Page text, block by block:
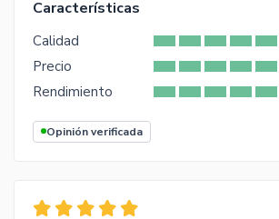
Características
Calidad
Precio
Rendimiento
Opinión verificada